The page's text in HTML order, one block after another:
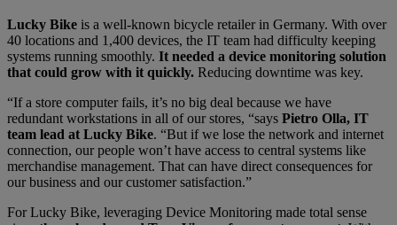
Lucky Bike is a well-known bicycle retailer in Germany. With over
40 locations and 1,400 devices, the IT team had difficulty keeping
systems running smoothly. It needed a device monitoring solution
that could grow with it quickly. Reducing downtime was key.
“If a store computer fails, it’s no big deal because we have
redundant workstations in all of our stores, “says Pietro Olla, IT
team lead at Lucky Bike. “But if we lose the network and internet
connection, our people won’t have access to central systems like
merchandise management. That can have direct consequences for
our business and our customer satisfaction.”
For Lucky Bike, leveraging Device Monitoring made total sense